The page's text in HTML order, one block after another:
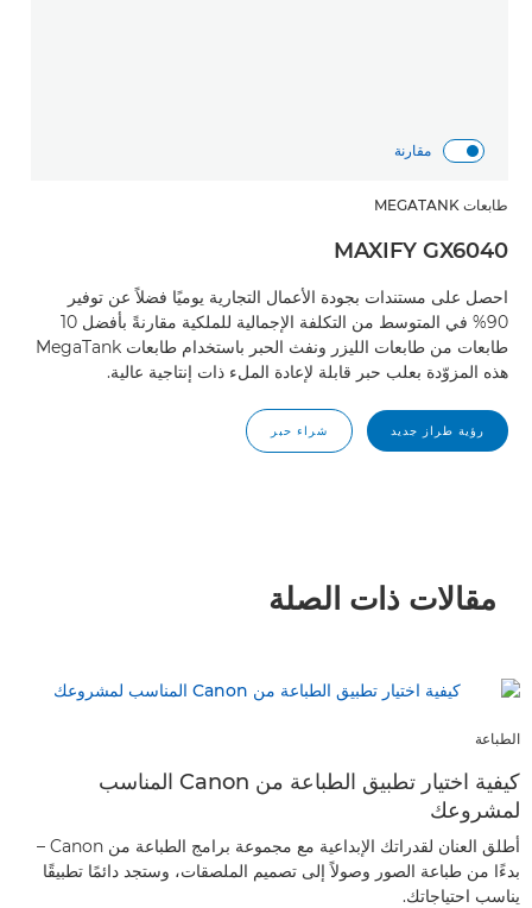
مقارنة
طابعات MEGATANK
MAXIFY GX6040
احصل على مستندات بجودة الأعمال التجارية يوميًا فضلاً عن توفير
90% في المتوسط من التكلفة الإجمالية للملكية مقارنةً بأفضل 10
طابعات من طابعات الليزر ونفث الحبر باستخدام طابعات MegaTank
هذه المزوّدة بعلب حبر قابلة لإعادة الملء ذات إنتاجية عالية.
رؤية طراز جديد شراء حبر
مقالات ذات الصلة
الطباعة
كيفية اختيار تطبيق الطباعة من Canon المناسب
لمشروعك
أطلق العنان لقدراتك الإبداعية مع مجموعة برامج الطباعة من Canon –
بدءًا من طباعة الصور وصولاً إلى تصميم الملصقات، وستجد دائمًا تطبيقًا
يناسب احتياجاتك.